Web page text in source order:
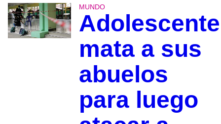
MUNDO
Adolescente
mata a sus
abuelos
para luego